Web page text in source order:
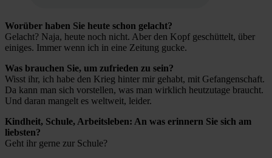
Worüber haben Sie heute schon gelacht?
Gelacht? Naja, heute noch nicht. Aber den Kopf geschüttelt, über
einiges. Immer wenn ich in eine Zeitung gucke.
Was brauchen Sie, um zufrieden zu sein?
Wisst ihr, ich habe den Krieg hinter mir gehabt, mit Gefangenschaft.
Da kann man sich vorstellen, was man wirklich heutzutage braucht.
Und daran mangelt es weltweit, leider.
Kindheit, Schule, Arbeitsleben: An was erinnern Sie sich am
liebsten?
Geht ihr gerne zur Schule?